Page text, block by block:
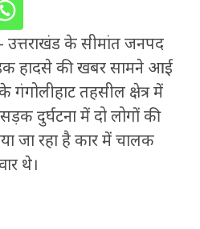
के सीमांत जनपद
हादसे की खबर सामने आई
गंगोलीहाट तहसील क्षेत्र में
दुर्घटना में दो लोगों की
जा रहा है कार में चालक
थे।